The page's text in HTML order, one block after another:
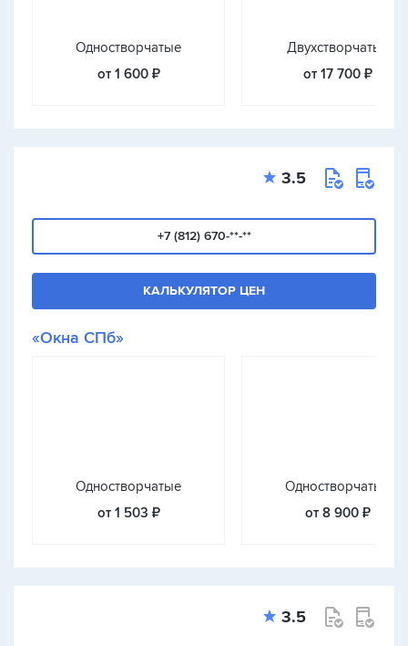
Одностворчатые
от 1 600 ₽
Двухстворчатые
от 17 700 ₽
3.5
+7 (812) 670-**-**
КАЛЬКУЛЯТОР ЦЕН
«Окна СПб»
Одностворчатые
от 1 503 ₽
Одностворчатые
от 8 900 ₽
3.5